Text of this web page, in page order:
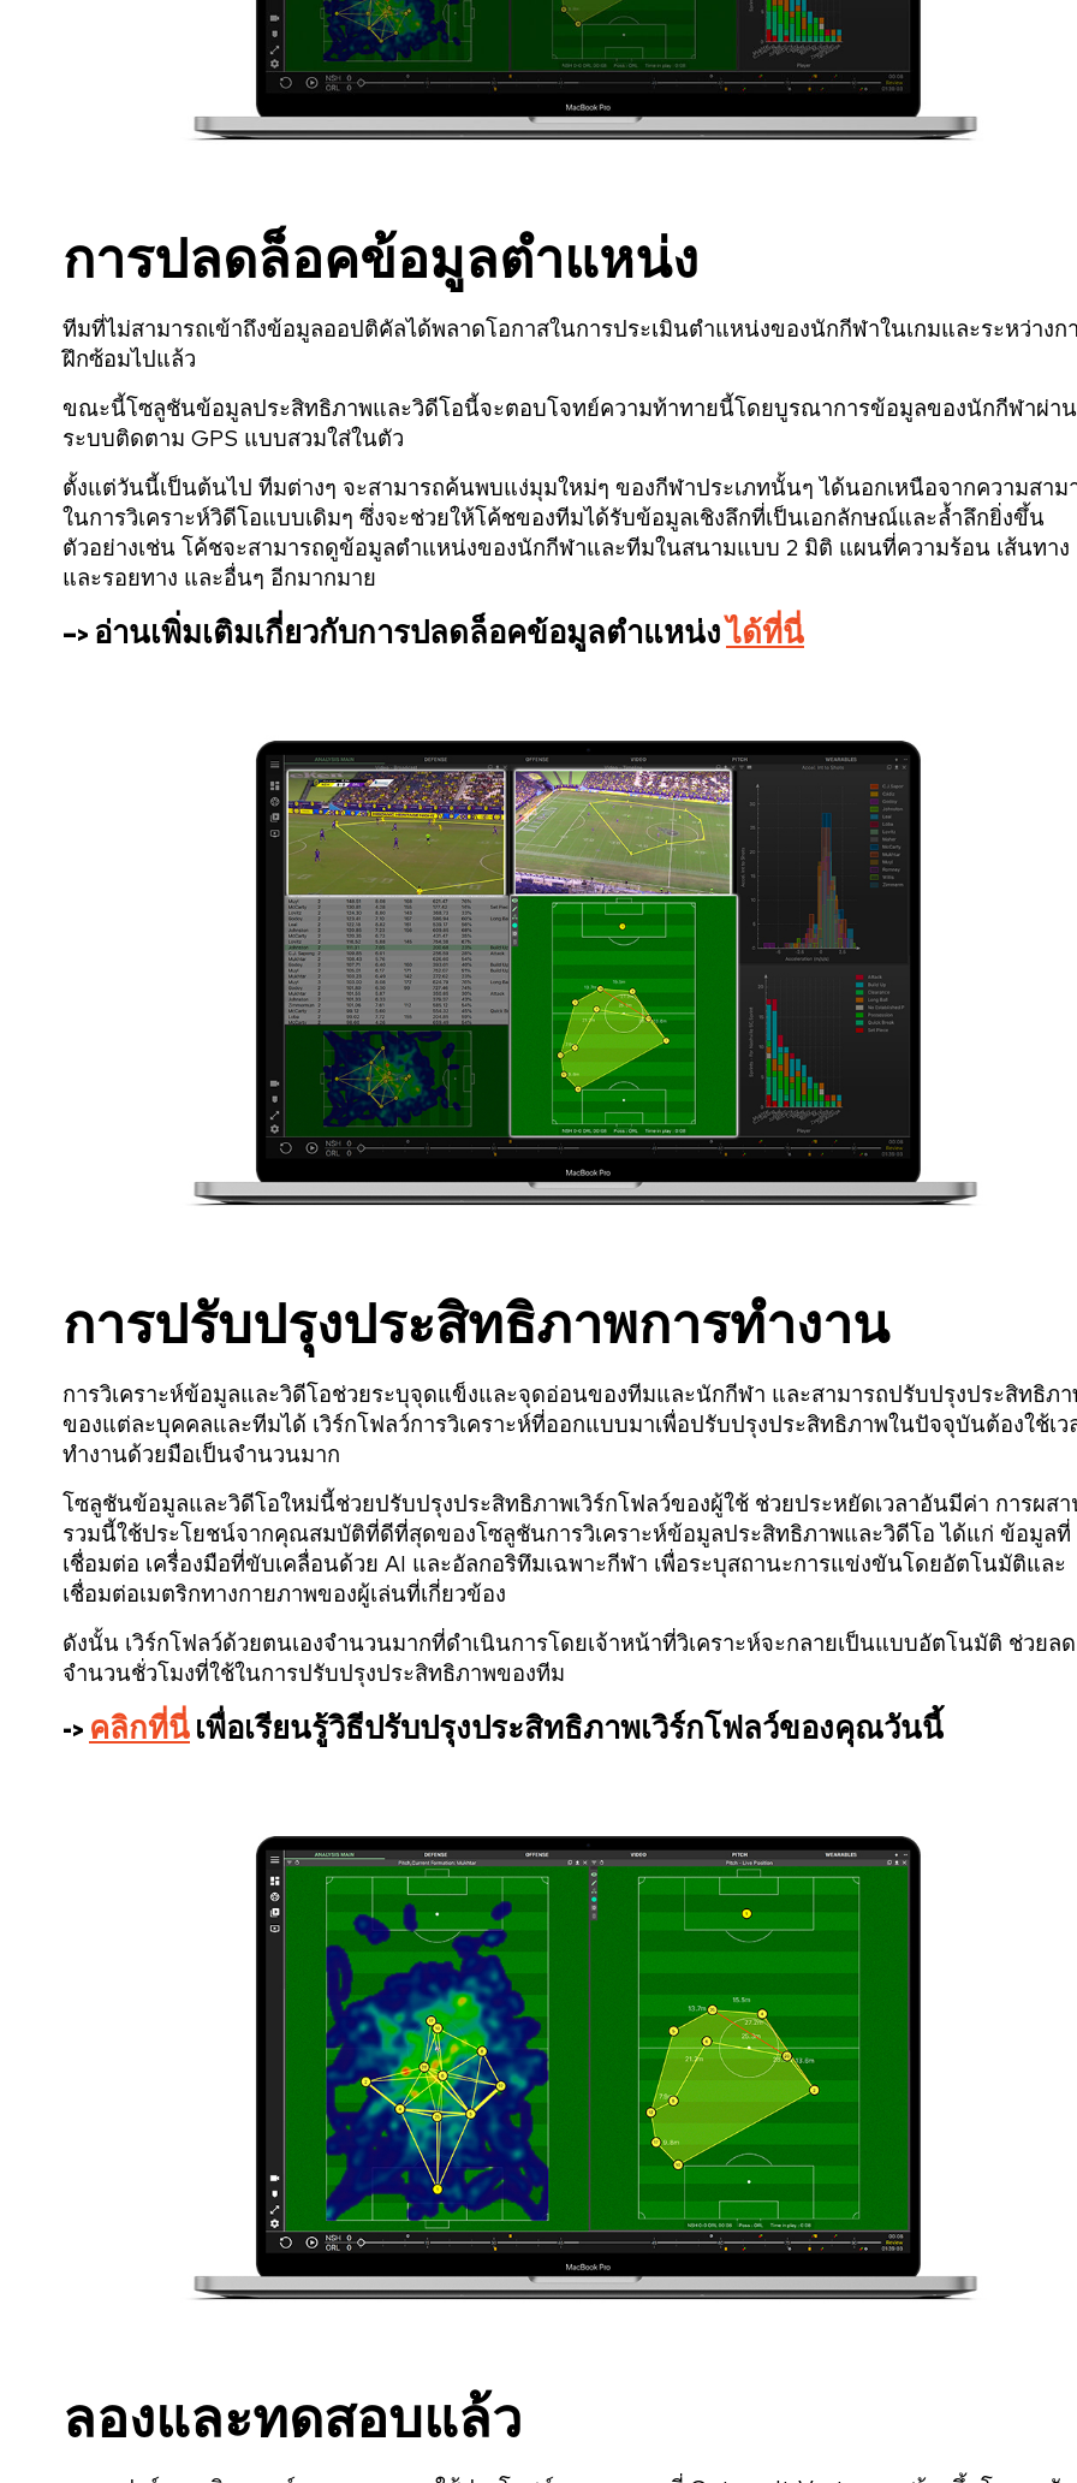
การปลดล็อคข้อมูลตำแหน่ง
ทีมที่ไม่สามารถเข้าถึงข้อมูลออปติคัลได้พลาดโอกาสในการประเมินตำแหน่งของนักกีฬาในเกมและระหว่างก
ฝึกซ้อมไปแล้ว
ขณะนี้โซลูชันข้อมูลประสิทธิภาพและวิดีโอนี้จะตอบโจทย์ความท้าทายนี้โดยบูรณาการข้อมูลของนักกีฬาผ่าน
ระบบติดตาม GPS แบบสวมใส่ในตัว
ตั้งแต่วันนี้เป็นต้นไป ทีมต่างๆ จะสามารถค้นพบแง่มุมใหม่ๆ ของกีฬาประเภทนั้นๆ ได้นอกเหนือจากความสาม
ในการวิเคราะห์วิดีโอแบบเดิมๆ ซึ่งจะช่วยให้โค้ชของทีมได้รับข้อมูลเชิงลึกที่เป็นเอกลักษณ์และล้ำลึกยิ่งขึ้น
ตัวอย่างเช่น โค้ชจะสามารถดูข้อมูลตำแหน่งของนักกีฬาและทีมในสนามแบบ 2 มิติ แผนที่ความร้อน เส้นทาง
และรอยทาง และอื่นๆ อีกมากมาย
–> อ่านเพิ่มเติมเกี่ยวกับการปลดล็อคข้อมูลตำแหน่ง ได้ที่นี่
การปรับปรุงประสิทธิภาพการทำงาน
การวิเคราะห์ข้อมูลและวิดีโอช่วยระบุจุดแข็งและจุดอ่อนของทีมและนักกีฬา และสามารถปรับปรุงประสิทธิภ
ของแต่ละบุคคลและทีมได้ เวิร์กโฟลว์การวิเคราะห์ที่ออกแบบมาเพื่อปรับปรุงประสิทธิภาพในปัจจุบันต้องใช้เว
ทำงานด้วยมือเป็นจำนวนมาก
โซลูชันข้อมูลและวิดีโอใหม่นี้ช่วยปรับปรุงประสิทธิภาพเวิร์กโฟลว์ของผู้ใช้ ช่วยประหยัดเวลาอันมีค่า การผส
รวมนี้ใช้ประโยชน์จากคุณสมบัติที่ดีที่สุดของโซลูชันการวิเคราะห์ข้อมูลประสิทธิภาพและวิดีโอ ได้แก่ ข้อมูลที่
เชื่อมต่อ เครื่องมือที่ขับเคลื่อนด้วย AI และอัลกอริทึมเฉพาะกีฬา เพื่อระบุสถานะการแข่งขันโดยอัตโนมัติและ
เชื่อมต่อเมตริกทางกายภาพของผู้เล่นที่เกี่ยวข้อง
ดังนั้น เวิร์กโฟลว์ด้วยตนเองจำนวนมากที่ดำเนินการโดยเจ้าหน้าที่วิเคราะห์จะกลายเป็นแบบอัตโนมัติ ช่วยลด
จำนวนชั่วโมงที่ใช้ในการปรับปรุงประสิทธิภาพของทีม
-> คลิกที่นี่ เพื่อเรียนรู้วิธีปรับปรุงประสิทธิภาพเวิร์กโฟลว์ของคุณวันนี้
ลองและทดสอบแล้ว